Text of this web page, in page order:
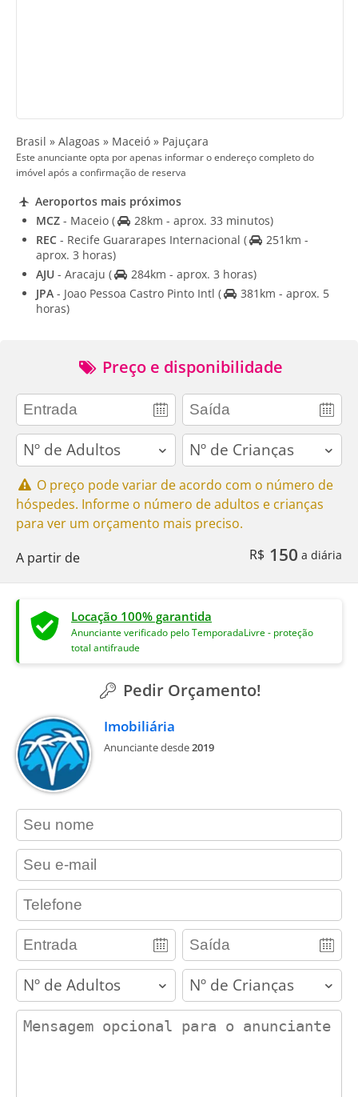
Brasil » Alagoas » Maceió » Pajuçara
Este anunciante opta por apenas informar o endereço completo do
imóvel após a confirmação de reserva
Aeroportos mais próximos
MCZ - Maceio (
28km - aprox. 33 minutos)
REC - Recife Guararapes Internacional (
251km -
aprox. 3 horas)
AJU - Aracaju (
284km - aprox. 3 horas)
JPA - Joao Pessoa Castro Pinto Intl (
381km - aprox. 5
horas)
Preço e disponibilidade
adults children
O preço pode variar de acordo com o número de
hóspedes. Informe o número de adultos e crianças
para ver um orçamento mais preciso.
A partir de
R$ 150 a diária
Locação 100% garantida
Anunciante verificado pelo TemporadaLivre - proteção
total antifraude
Pedir Orçamento!
Imobiliária
Anunciante desde2019
contact_name
contact_email
contact_phone
adults children
contact_message